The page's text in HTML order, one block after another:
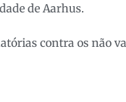
de Aarhus.
contra os não